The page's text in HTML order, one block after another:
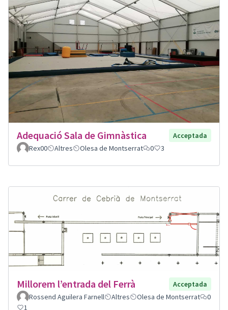
Adequació Sala de Gimnàstica
Acceptada
Rex00
Altres Olesa de Montserrat 0 3
Millorem l’entrada del Ferrà
Acceptada
Rossend Aguilera Farnell
Altres Olesa de Montserrat
0
1